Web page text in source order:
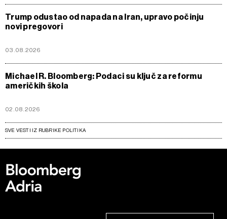
Trump odustao od napada na Iran, upravo počinju
novi pregovori
03.08.2026
Michael R. Bloomberg: Podaci su ključ za reformu
američkih škola
02.08.2026
SVE VESTI IZ RUBRIKE POLITIKA